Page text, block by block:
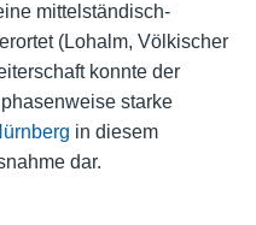
mittelständisch-
(Lohalm, Völkischer
konnte der
starke
in diesem
dar.